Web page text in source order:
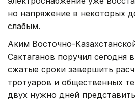
но напряжение в некоторых
слабым.
Аким Восточно-
Сактаганов поручил сегодня
сжатые сроки завершить
тротуаров и общественных
двух нужно дней